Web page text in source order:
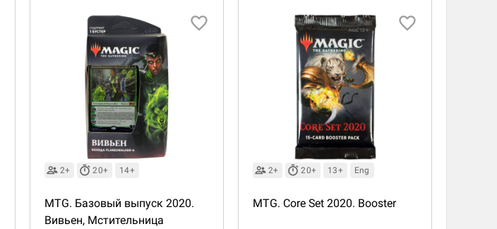
2+ 20+ 14+
MTG. Базовый выпуск 2020.
Вивьен, Мстительница
2+ 20+ 13+ Eng
MTG. Core Set 2020. Booster